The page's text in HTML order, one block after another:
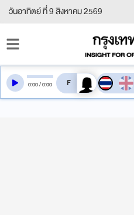
วันอาทิตย์ ที่ 9 สิงหาคม 2569
0:00/0:00 สลับเสียงอ่าน